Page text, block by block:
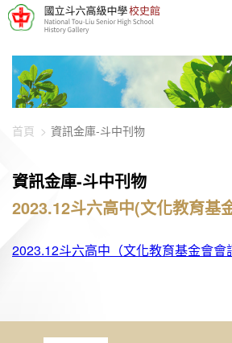
448-896
首頁 資訊金庫-斗中刊物
資訊金庫-斗中刊物
2023.12斗六高中(文化教育基
2023.12斗六高中（文化教育基金會會